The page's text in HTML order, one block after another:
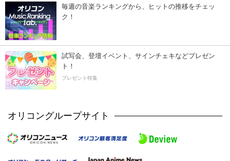
毎週の音楽ランキングから、ヒットの推移をチェッ
ク！
試写会、登壇イベント、サインチェキなどプレゼン
ト！
プレゼント特集
オリコングループサイト